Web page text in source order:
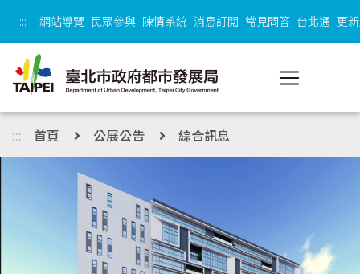
::: 網站導覽 民眾參與 陳情系統 消息訂閱 常見問答 台北通 更
::: 首頁 公展公告 綜合訊息